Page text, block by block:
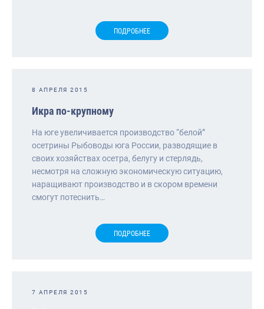
ПОДРОБНЕЕ
8 АПРЕЛЯ 2015
Икра по-крупному
На юге увеличивается производство “белой”
осетрины Рыбоводы юга России, разводящие в
своих хозяйствах осетра, белугу и стерлядь,
несмотря на сложную экономическую ситуацию,
наращивают производство и в скором времени
смогут потеснить…
ПОДРОБНЕЕ
7 АПРЕЛЯ 2015